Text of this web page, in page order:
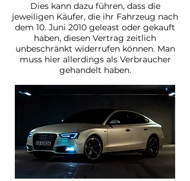
Dies kann dazu führen, dass die
jeweiligen Käufer, die ihr Fahrzeug nach
dem 10. Juni 2010 geleast oder gekauft
haben, diesen Vertrag zeitlich
unbeschränkt widerrufen können. Man
muss hier allerdings als Verbraucher
gehandelt haben.